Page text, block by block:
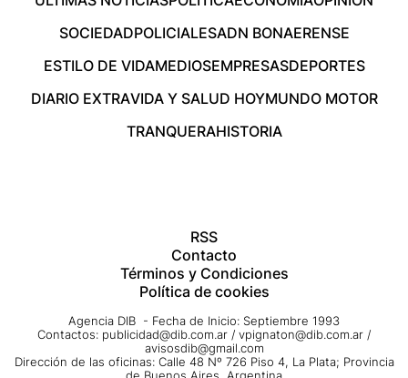
SOCIEDADPOLICIALESADN BONAERENSE
ESTILO DE VIDAMEDIOSEMPRESASDEPORTES
DIARIO EXTRAVIDA Y SALUD HOYMUNDO MOTOR
TRANQUERAHISTORIA
RSS
Contacto
Términos y Condiciones
Política de cookies
Agencia DIB - Fecha de Inicio: Septiembre 1993
Contactos: publicidad@dib.com.ar / vpignaton@dib.com.ar /
avisosdib@gmail.com
Dirección de las oficinas: Calle 48 Nº 726 Piso 4, La Plata; Provincia